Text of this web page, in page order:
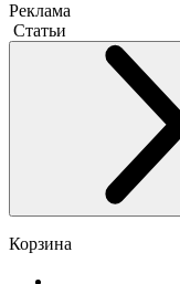
Реклама
Статьи
Корзина